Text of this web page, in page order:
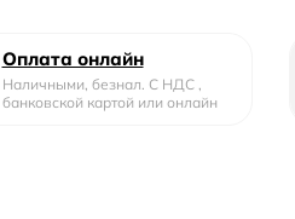
Оплата онлайн
Наличными, безнал. С НДС ,
банковской картой или онлайн